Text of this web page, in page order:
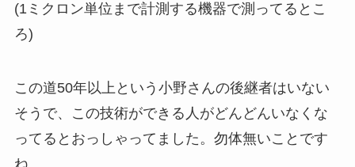
(1ミクロン単位まで計測する機器で測ってるとこ
ろ)
この道50年以上という小野さんの後継者はいない
そうで、この技術ができる人がどんどんいなくな
ってるとおっしゃってました。勿体無いことです